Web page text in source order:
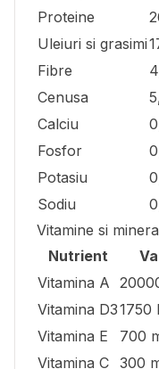
Proteine
Uleiuri si grasimi
Fibre
Cenusa
Calciu
Fosfor
Potasiu
Sodiu
Vitamine si
Nutrient
Vitamina A
Vitamina D31750
Vitamina E
700
Vitamina C 300